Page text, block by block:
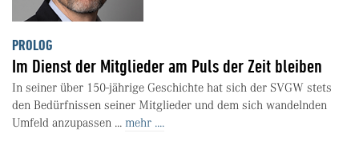
PROLOG
Im Dienst der Mitglieder am Puls der Zeit bleiben
In seiner über 150-jährige Geschichte hat sich der SVGW stets
den Bedürfnissen seiner Mitglieder und dem sich wandelnden
Umfeld anzupassen ... mehr ....